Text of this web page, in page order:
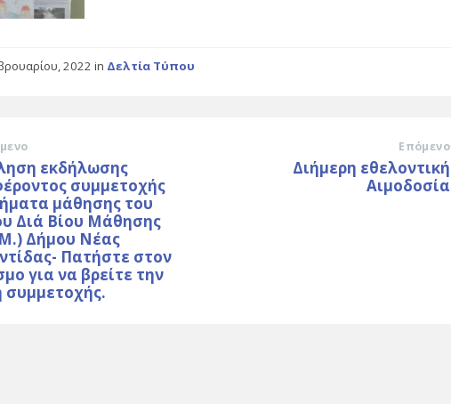
2022in Δελτία Τύπου
εκδήλωσης
συμμετοχής
μάθησης του
Διά Βίου Μάθησης
Δήμου Νέας
Πατήστε στον
για να βρείτε την
συμμετοχής.
Επόμενο
Διήμερη εθελοντική
Αιμοδοσία